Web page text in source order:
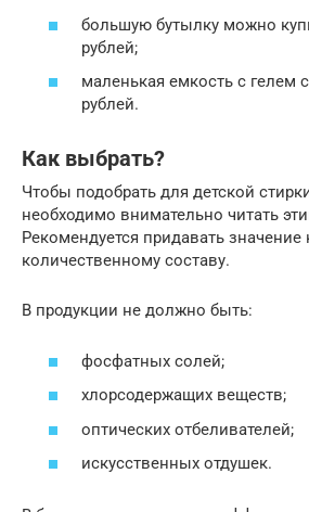
большую бутылку можно
рублей;
маленькая емкость с гелем
рублей.
Как выбрать?
Чтобы подобрать для детской
необходимо внимательно читать
Рекомендуется придавать значение
количественному составу.
В продукции не должно быть:
фосфатных солей;
хлорсодержащих веществ;
оптических отбеливателей;
искусственных отдушек.